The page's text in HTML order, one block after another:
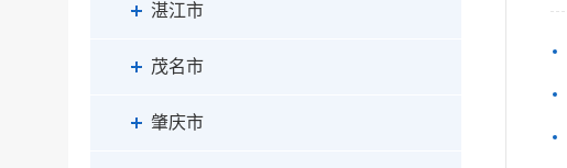
湛江市
茂名市
肇庆市